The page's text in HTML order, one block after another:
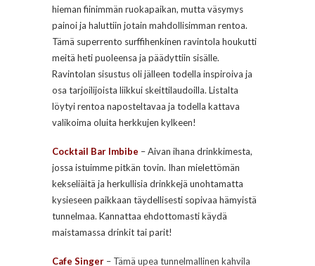
hieman fiinimmän ruokapaikan, mutta väsymys
painoi ja haluttiin jotain mahdollisimman rentoa.
Tämä superrento surffihenkinen ravintola houkutti
meitä heti puoleensa ja päädyttiin sisälle.
Ravintolan sisustus oli jälleen todella inspiroiva ja
osa tarjoilijoista liikkui skeittilaudoilla. Listalta
löytyi rentoa naposteltavaa ja todella kattava
valikoima oluita herkkujen kylkeen!
Cocktail Bar Imbibe –Aivan ihana drinkkimesta,
jossa istuimme pitkän tovin. Ihan mielettömän
kekseliäitä ja herkullisia drinkkejä unohtamatta
kysieseen paikkaan täydellisesti sopivaa hämyistä
tunnelmaa. Kannattaa ehdottomasti käydä
maistamassa drinkit tai parit!
Cafe Singer – Tämä upea tunnelmallinen kahvila